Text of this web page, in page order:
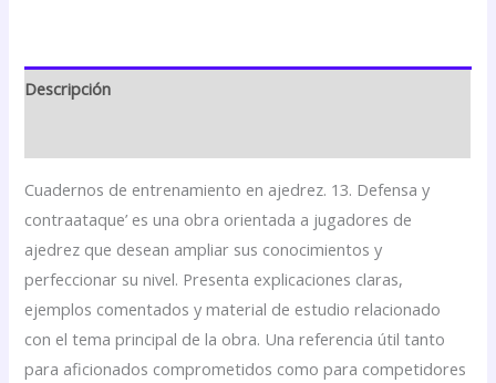
Descripción
Cuadernos de entrenamiento en ajedrez. 13. Defensa y
contraataque’ es una obra orientada a jugadores de
ajedrez que desean ampliar sus conocimientos y
perfeccionar su nivel. Presenta explicaciones claras,
ejemplos comentados y material de estudio relacionado
con el tema principal de la obra. Una referencia útil tanto
para aficionados comprometidos como para competidores